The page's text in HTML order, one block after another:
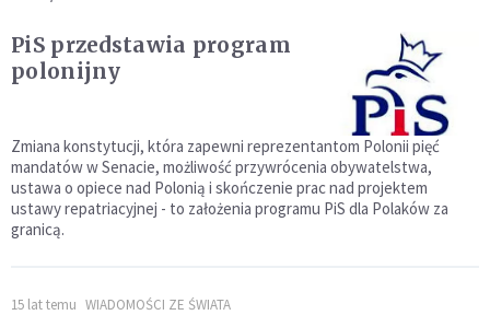
PiS przedstawia program
polonijny
Zmiana konstytucji, która zapewni reprezentantom Polonii pięć
mandatów w Senacie, możliwość przywrócenia obywatelstwa,
ustawa o opiece nad Polonią i skończenie prac nad projektem
ustawy repatriacyjnej - to założenia programu PiS dla Polaków za
granicą.
15 lat temu WIADOMOŚCI ZE ŚWIATA